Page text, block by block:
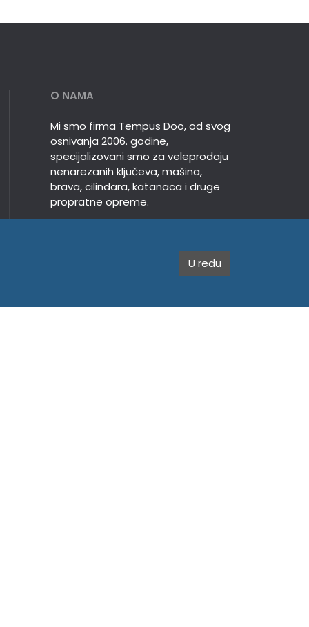
O NAMA
Mi smo firma Tempus Doo, od svog
osnivanja 2006. godine,
specijalizovani smo za veleprodaju
nenarezanih ključeva, mašina,
brava, cilindara, katanaca i druge
propratne opreme.
U redu